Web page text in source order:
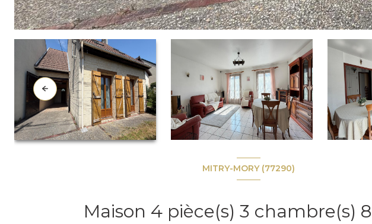
MITRY-MORY (77290)